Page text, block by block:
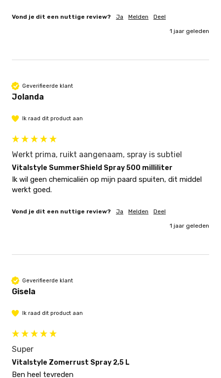
Vond je dit een nuttige review? Ja Melden Deel
1 jaar geleden
Geverifieerde klant
Jolanda
Ik raad dit product aan
Werkt prima, ruikt aangenaam, spray is subtiel
Vitalstyle SummerShield Spray 500 milliliter
Ik wil geen chemicaliën op mijn paard spuiten, dit middel
werkt goed.
Vond je dit een nuttige review? Ja Melden Deel
1 jaar geleden
Geverifieerde klant
Gisela
Ik raad dit product aan
Super
Vitalstyle Zomerrust Spray 2,5 L
Ben heel tevreden